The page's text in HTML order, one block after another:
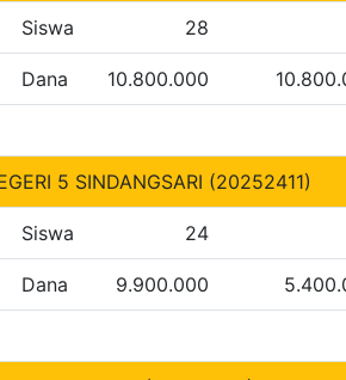
Siswa 28
Dana 10.800.000
5 SINDANGSARI (20252411)
Siswa 24
Dana 9.900.000